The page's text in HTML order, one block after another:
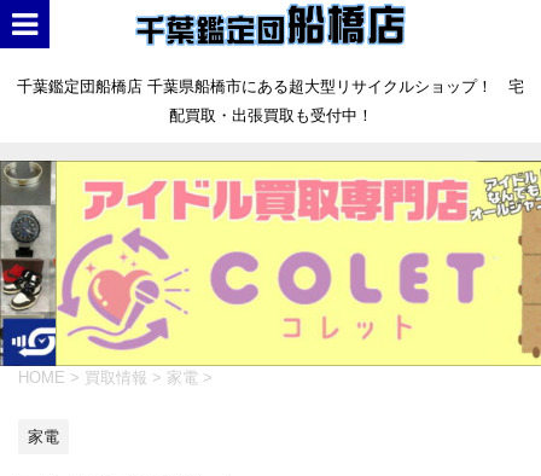
千葉鑑定団船橋店 千葉県船橋市にある超大型リサイクルショップ！ 宅
配買取・出張買取も受付中！
HOME > 買取情報 > 家電 >
家電